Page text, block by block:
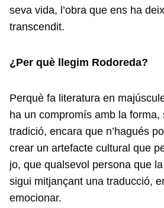
seva vida, l’obra que ens ha
transcendit.
¿Per què llegim Rodoreda?
Perquè fa literatura en
ha un compromís amb la forma,
tradició, encara que n’hagués
crear un artefacte cultural que
jo, que qualsevol persona que
sigui mitjançant una traducció,
emocionar.